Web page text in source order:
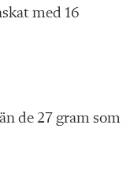
med 16
de 27 gram som